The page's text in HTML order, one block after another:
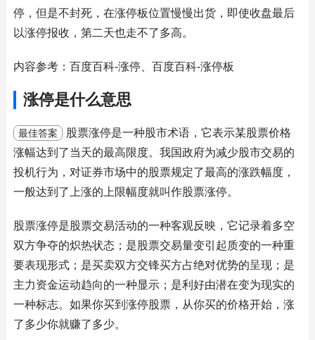
停，但是不封死，在涨停板位置慢慢出货，即使收盘最后
以涨停报收，第二天也走不了多高。
内容参考：百度百科-涨停、百度百科-涨停板
涨停是什么意思
最佳答案
股票涨停是一种股市术语，它表示某股票价格
涨幅达到了当天的最高限度。我国政府为减少股市交易的
投机行为，对证券市场中的股票规定了最高的涨跌幅度，
一般达到了上涨的上限幅度就叫作股票涨停。
股票涨停是股票交易活动的一种客观反映，它记录着多空
双方争夺的炽热状态；是股票交易量变引起质变的一种重
要表现形式；是买卖双方交锋买方占绝对优势的呈现；是
主力资金运动趋向的一种显示；是利好由潜在变为现实的
一种标志。如果你买到涨停股票，从你买的价格开始，涨
了多少你就赚了多少。